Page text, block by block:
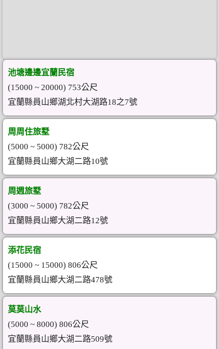
池塘邊邊宜蘭民宿
(15000 ~ 20000) 753公尺
宜蘭縣員山鄉湖北村大湖路18之7號
周周住旅墅
(5000 ~ 5000) 782公尺
宜蘭縣員山鄉大湖二路10號
周週旅墅
(3000 ~ 5000) 782公尺
宜蘭縣員山鄉大湖二路12號
添花民宿
(15000 ~ 15000) 806公尺
宜蘭縣員山鄉大湖二路478號
莫莫山水
(5000 ~ 8000) 806公尺
宜蘭縣員山鄉大湖二路509號